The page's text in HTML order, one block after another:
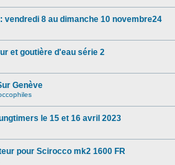
vendredi 8 au dimanche 10 novembre24
et goutière d'eau série 2
Genève
le 15 et 16 avril 2023
pour Scirocco mk2 1600 FR